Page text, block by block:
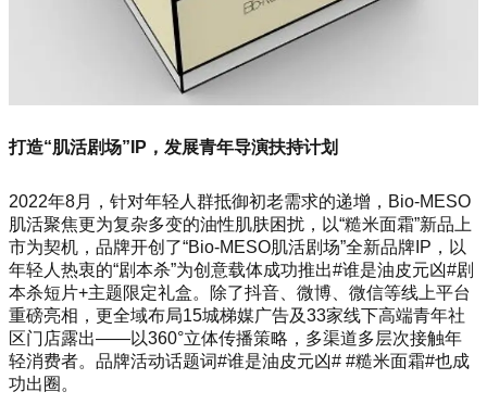
打造“肌活剧场”IP，发展青年导演扶持计划
2022年8月，针对年轻人群抵御初老需求的递增，Bio-MESO
肌活聚焦更为复杂多变的油性肌肤困扰，以“糙米面霜”新品上
市为契机，品牌开创了“Bio-MESO肌活剧场”全新品牌IP，以
年轻人热衷的“剧本杀”为创意载体成功推出#谁是油皮元凶#剧
本杀短片+主题限定礼盒。除了抖音、微博、微信等线上平台
重磅亮相，更全域布局15城梯媒广告及33家线下高端青年社
区门店露出——以360°立体传播策略，多渠道多层次接触年
轻消费者。品牌活动话题词#谁是油皮元凶# #糙米面霜#也成
功出圈。